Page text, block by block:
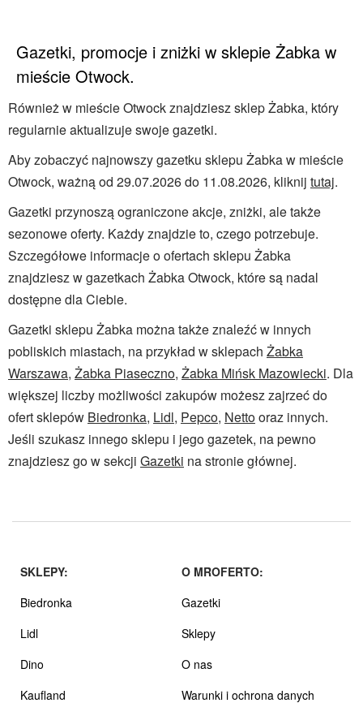
Gazetki, promocje i zniżki w sklepie Żabka w
mieście Otwock.
Również w mieście Otwock znajdziesz sklep Żabka, który
regularnie aktualizuje swoje gazetki.
Aby zobaczyć najnowszy gazetku sklepu Żabka w mieście
Otwock, ważną od 29.07.2026 do 11.08.2026, kliknij tutaj.
Gazetki przynoszą ograniczone akcje, zniżki, ale także
sezonowe oferty. Każdy znajdzie to, czego potrzebuje.
Szczegółowe informacje o ofertach sklepu Żabka
znajdziesz w gazetkach Żabka Otwock, które są nadal
dostępne dla Ciebie.
Gazetki sklepu Żabka można także znaleźć w innych
pobliskich miastach, na przykład w sklepach Żabka
Warszawa, Żabka Piaseczno, Żabka Mińsk Mazowiecki. Dla
większej liczby możliwości zakupów możesz zajrzeć do
ofert sklepów Biedronka, Lidl, Pepco, Nettooraz innych.
Jeśli szukasz innego sklepu i jego gazetek, na pewno
znajdziesz go w sekcji Gazetki na stronie głównej.
SKLEPY:
Biedronka
Lidl
Dino
Kaufland
O MROFERTO:
Gazetki
Sklepy
O nas
Warunki i ochrona danych